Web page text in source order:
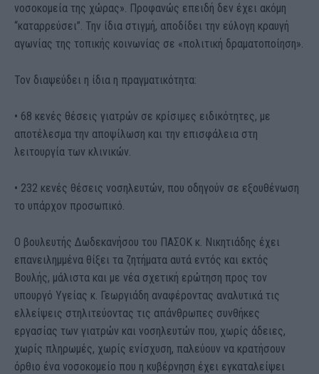
νοσοκομεία της χώρας». Προφανώς επειδή δεν έχει ακόμη
“καταρρεύσει”. Την ίδια στιγμή, αποδίδει την εύλογη κραυγή
αγωνίας της τοπικής κοινωνίας σε «πολιτική δραματοποίηση».
Τον διαψεύδει η ίδια η πραγματικότητα:
•⁠ ⁠68 κενές θέσεις γιατρών σε κρίσιμες ειδικότητες, με
αποτέλεσμα την αποψίλωση και την επισφάλεια στη
λειτουργία των κλινικών.
•⁠ ⁠232 κενές θέσεις νοσηλευτών, που οδηγούν σε εξουθένωση
το υπάρχον προσωπικό.
Ο βουλευτής Δωδεκανήσου του ΠΑΣΟΚ κ. Νικητιάδης έχει
επανειλημμένα θίξει τα ζητήματα αυτά εντός και εκτός
Βουλής, μάλιστα και με νέα σχετική ερώτηση προς τον
υπουργό Υγείας κ. Γεωργιάδη αναφέροντας αναλυτικά τις
ελλείψεις στηλιτεύοντας τις απάνθρωπες συνθήκες
εργασίας των γιατρών και νοσηλευτών που, χωρίς άδειες,
χωρίς πληρωμές, χωρίς ενίσχυση, παλεύουν να κρατήσουν
όρθιο ένα νοσοκομείο που η κυβέρνηση έχει εγκαταλείψει